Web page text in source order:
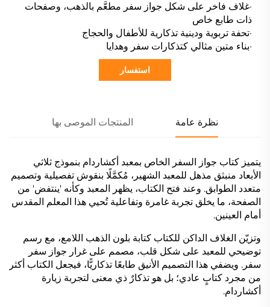
·غلاف فاخر على شكل جواز سفر مطعَّم بالذهب، وصفحات
ذات طابع خاص
·تحفة تربوية ودينية تذكارية للأطفال والحجاج
·بناء متين مثالي كتذكارات سفر وهدايا
استفسار
نظرة عامة المنتجات الموصى بها
يتميز كتاب جواز السفر الخاص بمعبد أكشاردام بنموذج ثلاثي
الأبعاد منبثق مذهل للمعبد الشهير، مُكمَّلًا بنقوش تفصيلية وتصميم
متعدد الطوابق. وعند فتح الكتاب، يظهر المعبد وكأنه 'ينتفض' من
الصفحة، ما يخلق تجربة غامرة وتفاعلية تُحيي هذا المعلم المقدس
أمام العينين.
وتزيّن الغلاف الداكن للكتاب كتابة بلون الذهب اللامع، مع رسم
توضيحي للمعبد على شكل قلب، مصمم على غرار جواز سفر
سفر. ويضفي هذا التصميم الأنيق طابعًا تذكاريًّا، فيجعل الكتاب أكثر
من مجرد كتابٍ عادي؛ بل هو تذكارٌ ذي معنى لتجربة زيارة
أكشاردام.